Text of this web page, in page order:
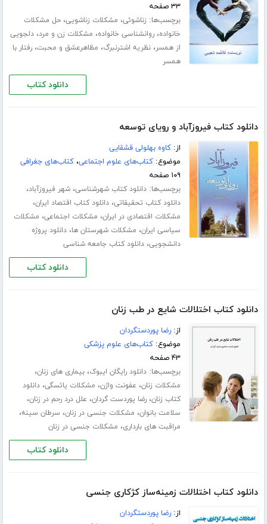
۳۳ صفحه
برچسب‌ها: زناشوئی، مشکلات زناشویی،حل مشکلات
خانواده،روانشناسی خانواده، مشکلات زن و مرد،دلجویی
از همسر،نظریه اشترنبرگ، مظاهرعشق و محبت،رفتار با
همسر
دانلود کتاب
دانلود کتاب فیروزآباد و رویای توسعه
از:کاوه بهلولی قشقایی
موضوع:کتاب‌های علوم اجتماعی،کتاب‌های جغرافی
۱۰۹ صفحه
برچسب‌ها:دانلود کتاب شهرشناسی،شهر فیروزآباد،
دانلود کتاب تحقیقاتی،دانلود کتاب اقتصاد ایران،
مشکلات اقتصادی در ایران، مشکلات اجتماعی، مشکلات
سیاسی ایران، مشکلات شهرستان ها،دانلود پروژه
دانشجویی،دانلود کتاب جامعه شناسی
دانلود کتاب
دانلود کتاب اختلالات شایع در طب زنان
از:رضا پوردستگردان
موضوع:کتاب‌های علوم پزشکی
۴۳ صفحه
برچسب‌ها:دانلود رایگان ایبوک،بیماری های زنان،
مشکلات زنان، عفونت واژن، مشکلات یائسگی،دانلود
کتاب زنان،رضا پوردست گردان، علل درد رحم در زنان،
سلامت بانوان، مشکلات جنسی در زنان، سرطان سینه،
مراقبت های بارداری، مشکلات جنسی در زنان
دانلود کتاب
دانلود کتاب اختلالات زمینه‌ساز کژکاری جنسی
از:رضا پوردستگردان